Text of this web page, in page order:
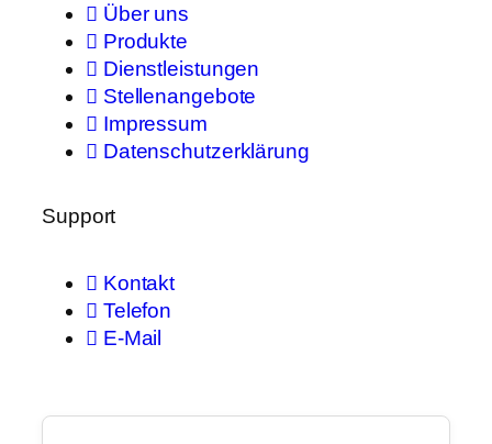
Über uns
Produkte
Dienstleistungen
Stellenangebote
Impressum
Datenschutzerklärung
Support
Kontakt
Telefon
E-Mail